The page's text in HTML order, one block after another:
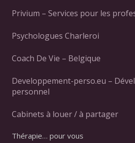
Privium – Services pour les
Psychologues Charleroi
Coach De Vie – Belgique
Developpement-perso.eu –
personnel
Cabinets à louer / à partager
Thérapie… pour vous